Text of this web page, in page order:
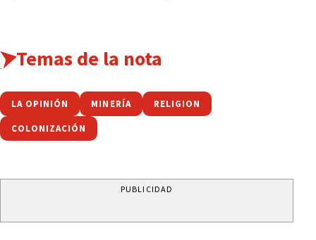
Temas de la nota
LA OPINIÓN MINERÍA RELIGION
COLONIZACIÓN
PUBLICIDAD